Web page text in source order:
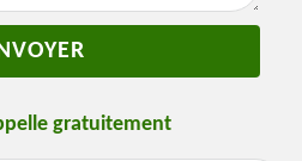
gratuitement